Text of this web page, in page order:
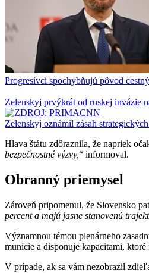
Progresívci spochybňujú pôvod
Zelenskyj prvýkrát od ruskej invázie
Zelenskyj oznámil zásah
Hlava štátu zdôraznila, že napriek
bezpečnostné výzvy,“ informoval.
Obranný priemysel
Zároveň pripomenul, že Slovensko
percent a majú jasne stanovenú
Významnou témou plenárneho
munície a disponuje kapacitami,
V prípade, ak sa vám nezobrazil